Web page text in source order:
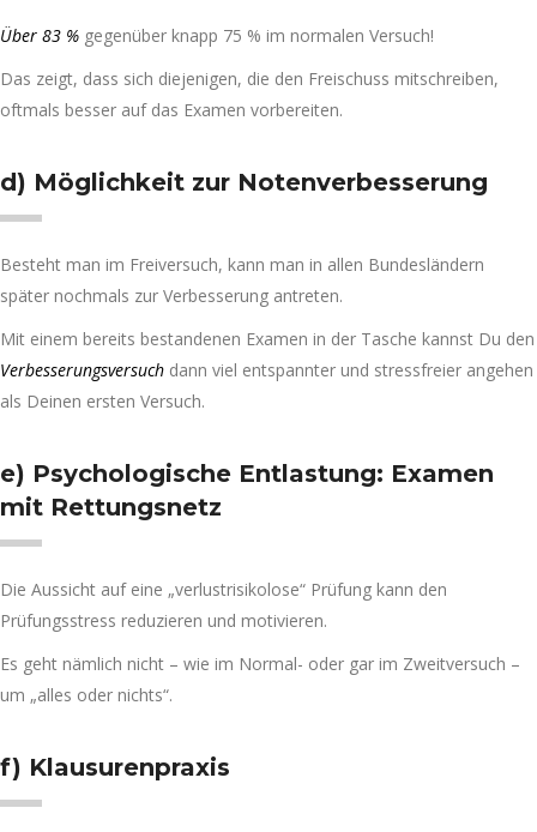
Über 83 % gegenüber knapp 75 % im normalen Versuch!
Das zeigt, dass sich diejenigen, die den Freischuss mitschreiben,
oftmals besser auf das Examen vorbereiten.
d) Möglichkeit zur Notenverbesserung
Besteht man im Freiversuch, kann man in allen Bundesländern
später nochmals zur Verbesserung antreten.
Mit einem bereits bestandenen Examen in der Tasche kannst Du den
Verbesserungsversuch dann viel entspannter und stressfreier angehen
als Deinen ersten Versuch.
e) Psychologische Entlastung: Examen
mit Rettungsnetz
Die Aussicht auf eine „verlustrisikolose“ Prüfung kann den
Prüfungsstress reduzieren und motivieren.
Es geht nämlich nicht – wie im Normal- oder gar im Zweitversuch –
um „alles oder nichts“.
f) Klausurenpraxis